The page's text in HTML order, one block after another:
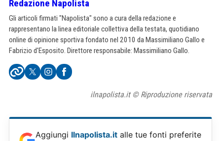
Redazione Napolista
Gli articoli firmati "Napolista" sono a cura della redazione e
rappresentano la linea editoriale collettiva della testata, quotidiano
online di opinione sportiva fondato nel 2010 da Massimiliano Gallo e
Fabrizio d'Esposito. Direttore responsabile: Massimiliano Gallo.
ilnapolista.it © Riproduzione riservata
Aggiungi Ilnapolista.it alle tue fonti preferite